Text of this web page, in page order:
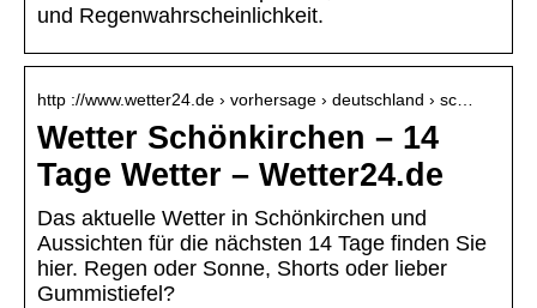
und Regenwahrscheinlichkeit.
http ://www.wetter24.de › vorhersage › deutschland › sc…
Wetter Schönkirchen – 14
Tage Wetter – Wetter24.de
Das aktuelle Wetter in Schönkirchen und
Aussichten für die nächsten 14 Tage finden Sie
hier. Regen oder Sonne, Shorts oder lieber
Gummistiefel?